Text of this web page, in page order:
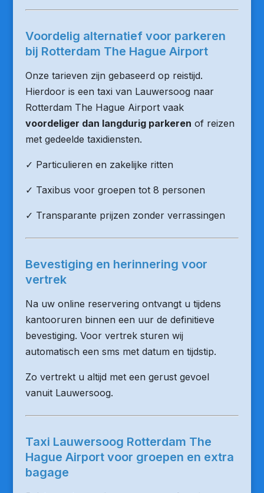
Voordelig alternatief voor parkeren
bij Rotterdam The Hague Airport
Onze tarieven zijn gebaseerd op reistijd.
Hierdoor is een taxi van Lauwersoog naar
Rotterdam The Hague Airport vaak
voordeliger dan langdurig parkeren of reizen
met gedeelde taxidiensten.
✓ Particulieren en zakelijke ritten
✓ Taxibus voor groepen tot 8 personen
✓ Transparante prijzen zonder verrassingen
Bevestiging en herinnering voor
vertrek
Na uw online reservering ontvangt u tijdens
kantooruren binnen een uur de definitieve
bevestiging. Voor vertrek sturen wij
automatisch een sms met datum en tijdstip.
Zo vertrekt u altijd met een gerust gevoel
vanuit Lauwersoog.
Taxi Lauwersoog Rotterdam The
Hague Airport voor groepen en extra
bagage